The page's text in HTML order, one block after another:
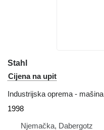
Stahl
Cijena na upit
Industrijska oprema -
1998
Njemačka, Dabergotz